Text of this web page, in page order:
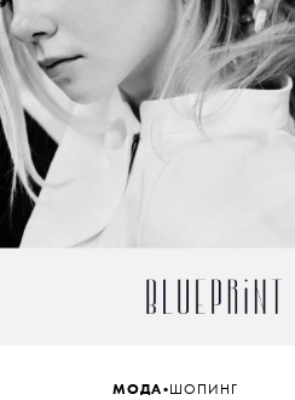
МОДА•ШОПИНГ